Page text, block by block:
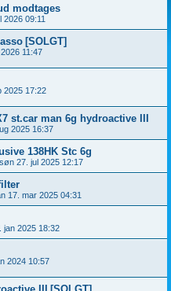
modtages
2026 09:11
[SOLGT]
11:47
2025 17:22
st.car man 6g hydroactive III
2025 16:37
138HK Stc 6g
søn 27. jul 2025 12:17
17. mar 2025 04:31
jan 2025 18:32
2024 10:57